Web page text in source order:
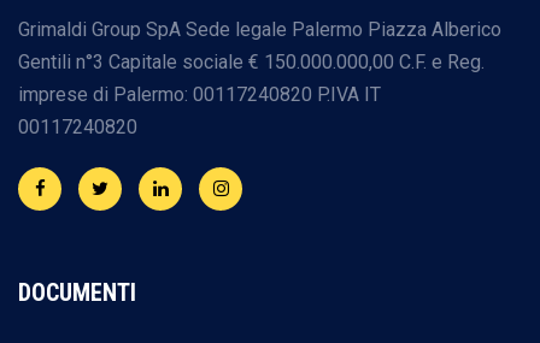
Grimaldi Group SpA Sede legale Palermo Piazza Alberico
Gentili n°3 Capitale sociale € 150.000.000,00 C.F. e Reg.
imprese di Palermo: 00117240820 P.IVA IT
00117240820
DOCUMENTI